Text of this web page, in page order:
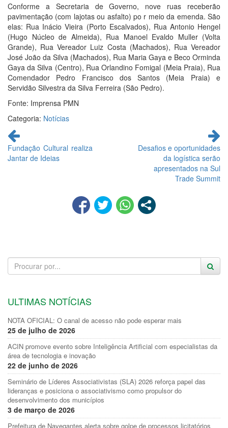
Conforme a Secretaria de Governo, nove ruas receberão
pavimentação (com lajotas ou asfalto) po r meio da emenda. São
elas: Rua Inácio Vieira (Porto Escalvados), Rua Antonio Hengel
(Hugo Núcleo de Almeida), Rua Manoel Evaldo Muller (Volta
Grande), Rua Vereador Luiz Costa (Machados), Rua Vereador
José João da Silva (Machados), Rua Maria Gaya e Beco Orminda
Gaya da Silva (Centro), Rua Orlandino Fomigal (Meia Praia), Rua
Comendador Pedro Francisco dos Santos (Meia Praia) e
Servidão Silvestra da Silva Ferreira (São Pedro).
Fonte: Imprensa PMN
Categoria: Notícias
Continue
lendo
Fundação Cultural realiza
Jantar de Ideias
Desafios e oportunidades
da logística serão
apresentados na Sul
Trade Summit
ULTIMAS NOTÍCIAS
NOTA OFICIAL: O canal de acesso não pode esperar mais
25 de julho de 2026
ACIN promove evento sobre Inteligência Artificial com especialistas da
área de tecnologia e inovação
22 de junho de 2026
Seminário de Líderes Associativistas (SLA) 2026 reforça papel das
lideranças e posiciona o associativismo como propulsor do
desenvolvimento dos municípios
3 de março de 2026
Prefeitura de Navegantes alerta sobre golpe de processos licitatórios